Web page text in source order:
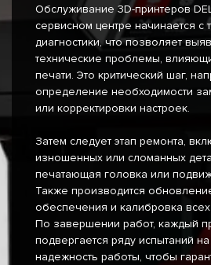
Обслуживание 3D-принтеров
сервисном центре начинается с
диагностики, что позволяет
технические проблемы,
печати. Это критический шаг,
определение необходимости
или корректировки настроек.
Затем следует этап ремонта,
изношенных или сломанных
печатающая головка или
Также производится
обеспечения и калибровка
По завершении работ, каждый
подвергается ряду испытаний на
надежность работы, чтобы